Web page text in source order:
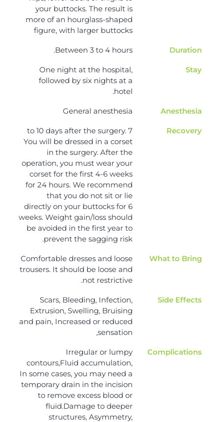
your buttocks. The result is
more of an hourglass-shaped
figure, with larger buttocks
Duration
Between 3 to 4 hours.
Stay
One night at the hospital,
followed by six nights at a
hotel.
Anesthesia
General anesthesia
Recovery
7 to 10 days after the surgery.
You will be dressed in a corset
in the surgery. After the
operation, you must wear your
corset for the first 4-6 weeks
for 24 hours. We recommend
that you do not sit or lie
directly on your buttocks for 6
weeks. Weight gain/loss should
be avoided in the first year to
prevent the sagging risk.
What to Bring
Comfortable dresses and loose
trousers. It should be loose and
not restrictive.
Side Effects
Scars, Bleeding, Infection,
Extrusion, Swelling, Bruising
and pain, Increased or reduced
sensation,
Complications
Irregular or lumpy
contours,Fluid accumulation,
In some cases, you may need a
temporary drain in the incision
to remove excess blood or
fluid.Damage to deeper
structures, Asymmetry,